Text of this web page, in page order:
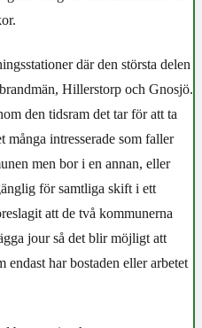
där den största delen
Hillerstorp och Gnosjö.
den tidsram det tar för att ta
intresserade som faller
men bor i en annan, eller
för samtliga skift i ett
att de två kommunerna
jour så det blir möjligt att
endast har bostaden eller arbetet